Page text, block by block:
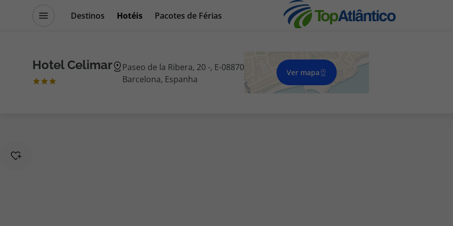
Destinos Hotéis
Pacotes de Férias
Escapadinhas
Hotel Celimar
Paseo de la Ribera, 20 -, E-08870
Barcelona, Espanha
Ver mapa